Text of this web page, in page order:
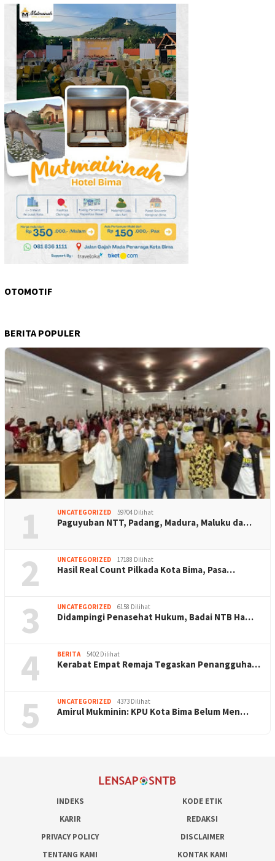
OTOMOTIF
BERITA POPULER
1 UNCATEGORIZED 59704 Dilihat
Paguyuban NTT, Padang, Madura, Maluku da…
2 UNCATEGORIZED 17188 Dilihat
Hasil Real Count Pilkada Kota Bima, Pasa…
3 UNCATEGORIZED 6158 Dilihat
Didampingi Penasehat Hukum, Badai NTB Ha…
4 BERITA 5402 Dilihat
Kerabat Empat Remaja Tegaskan Penangguha…
5 UNCATEGORIZED 4373 Dilihat
Amirul Mukminin: KPU Kota Bima Belum Men…
INDEKS
KODE ETIK
KARIR
REDAKSI
PRIVACY POLICY
DISCLAIMER
TENTANG KAMI
KONTAK KAMI